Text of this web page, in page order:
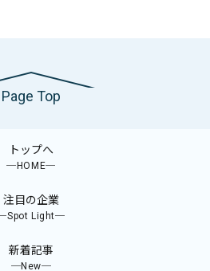
Page Top
トップへ
─HOME─
注目の企業
Light─
新着記事
─New─